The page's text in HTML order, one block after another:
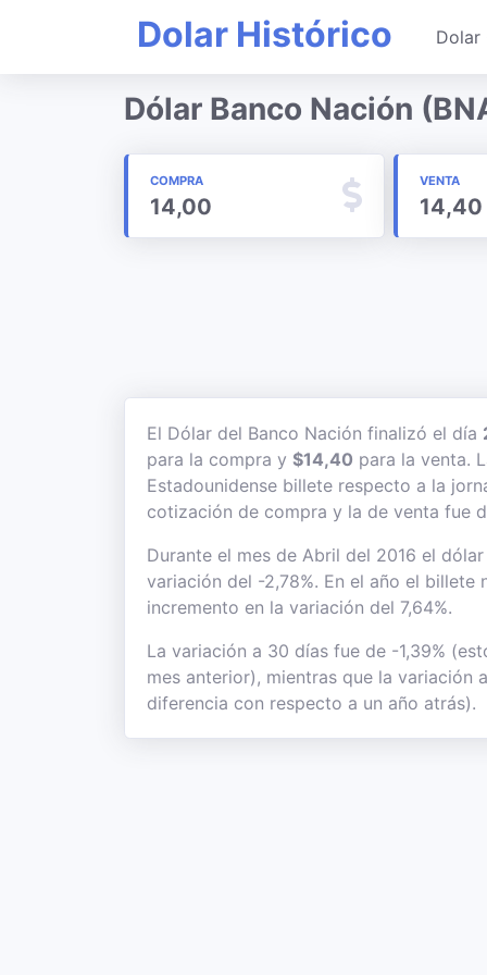
Dolar Histórico Dolar
Dólar Banco Nación
COMPRA
14,00
VENTA
14,40
El Dólar del Banco Nación finalizó el día
para la compra y $14,40 para la venta.
Estadounidense billete respecto a la
cotización de compra y la de venta fue
Durante el mes de Abril del 2016 el
variación del -2,78%. En el año el billete
incremento en la variación del 7,64%.
La variación a 30 días fue de -1,39%
mes anterior), mientras que la variación
diferencia con respecto a un año atrás).